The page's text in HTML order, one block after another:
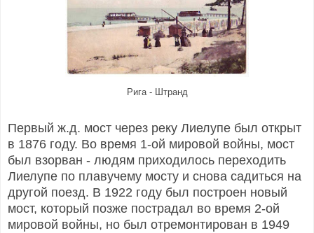
Рига - Штранд
Первый ж.д. мост через реку Лиелупе был открыт
в 1876 году. Во время 1-ой мировой войны, мост
был взорван - людям приходилось переходить
Лиелупе по плавучему мосту и снова садиться на
другой поезд. В 1922 году был построен новый
мост, который позже пострадал во время 2-ой
мировой войны, но был отремонтирован в 1949